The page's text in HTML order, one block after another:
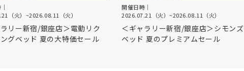
（火） ~2026.08.11（火）
リー新宿/銀座店＞電動リク
グベッド 夏の大特価セール
開催日時｜
2026.07.21（火）~2026.08.11（火）
＜ギャラリー新宿/銀座店＞シモンズ
ベッド 夏のプレミアムセール